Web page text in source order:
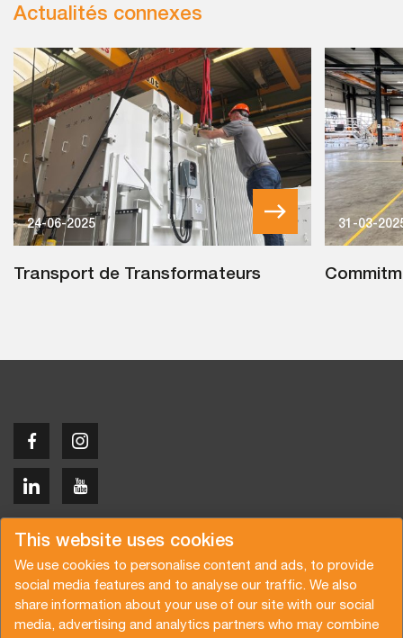
This website uses cookies
We use cookies to personalise content and ads, to provide
social media features and to analyse our traffic. We also
share information about your use of our site with our social
media, advertising and analytics partners who may combine
Actualités connexes
24-06-2025
Transport de Transformateurs
31-03-
Copyright © 2026 Van der Vlist